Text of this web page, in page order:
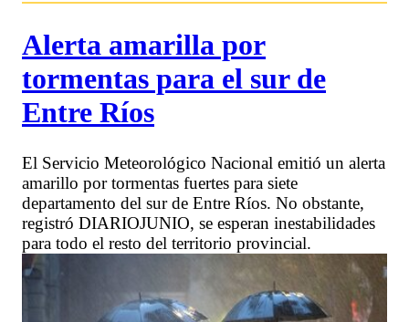
Alerta amarilla por
tormentas para el sur de
Entre Ríos
El Servicio Meteorológico Nacional emitió un alerta
amarillo por tormentas fuertes para siete
departamento del sur de Entre Ríos. No obstante,
registró DIARIOJUNIO, se esperan inestabilidades
para todo el resto del territorio provincial.